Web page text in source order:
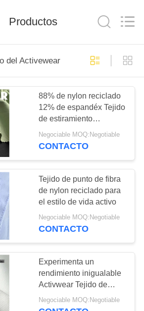
del
baño
313
nylon
150
poliéster
Productos
del Activewear
88% de nylon reciclado
12% de espandéx Tejido
de estiramiento
transpirable para
entrenamiento / fitness
Negociable MOQ:Negotiable
CONTACTO
Tejido de punto de fibra
de nylon reciclado para
el estilo de vida activo
Negociable MOQ:Negotiable
CONTACTO
Experimenta un
rendimiento inigualable
Activwear Tejido de
punto Estiramiento
personalizado
Negociable MOQ:Negotiable